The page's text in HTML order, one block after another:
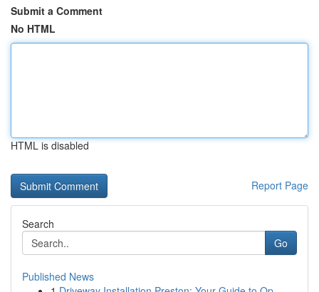
Submit a Comment
No HTML
HTML is disabled
Report Page
Search
Go
Published News